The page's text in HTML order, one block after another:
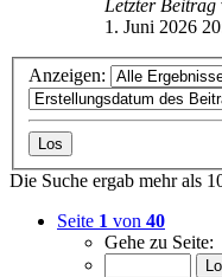
Letzter Beitrag
1. Juni 2026
Anzeigen:
Die Suche ergab mehr als
Seite 1 von 40
Gehe zu Seite: